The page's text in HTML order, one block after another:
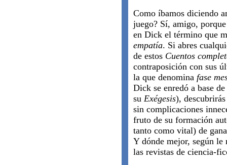
Como íbamos diciendo
juego? Sí, amigo,
en Dick el término que
empatía. Si abres
de estos Cuentos
contraposición con sus
la que denomina fase
Dick se enredó a base
su Exégesis),
sin complicaciones
fruto de su formación
tanto como vital) de
Y dónde mejor, según le
las revistas de ciencia-